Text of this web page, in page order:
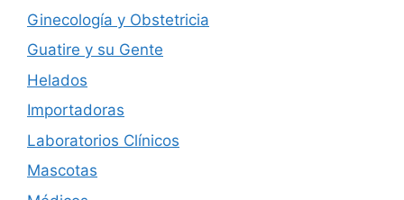
Ginecología y Obstetricia
Guatire y su Gente
Helados
Importadoras
Laboratorios Clínicos
Mascotas